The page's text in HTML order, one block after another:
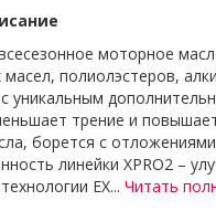
моторное
масел, полиолэстеров,
уникальным
трение и
борется с
линейки XPRO2 –
EX... Читать